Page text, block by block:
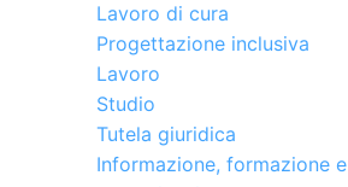
Lavoro di cura
Progettazione inclusiva
Lavoro
Studio
Tutela giuridica
Informazione, formazione e